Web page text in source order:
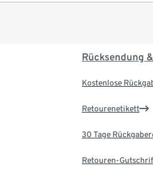
Rücksendung
Kostenlose
Retourenetikett
30 Tage
Retouren-